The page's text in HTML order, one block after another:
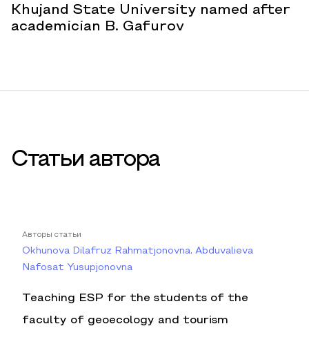
Khujand State University named after
academician B. Gafurov
Статьи автора
Авторы статьи
Okhunova Dilafruz Rahmatjonovna, Abduvalieva
Nafosat Yusupjonovna
Teaching ESP for the students of the
faculty of geoecology and tourism